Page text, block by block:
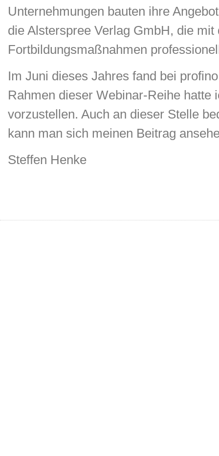
Unternehmungen bauten ihre
die Alsterspree Verlag GmbH, die
Fortbildungsmaßnahmen
Im Juni dieses Jahres fand bei
Rahmen dieser Webinar-Reihe
vorzustellen. Auch an dieser Stelle
kann man sich meinen Beitrag
Steffen Henke